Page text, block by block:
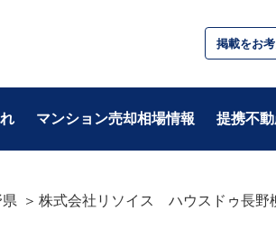
掲載をお
マンション売却相場情報 提携不
株式会社リソイス ハウスドゥ長野